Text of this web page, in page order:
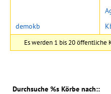
Es werden 1 bis 20 öffentliche
demokb
Durchsuche %s Körbe nach::